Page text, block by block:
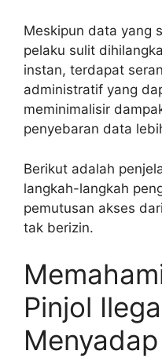
Meskipun data yang
pelaku sulit
instan, terdapat
administratif yang
meminimalisir
penyebaran data
Berikut adalah
langkah-langkah
pemutusan akses
tak berizin.
Pinjol